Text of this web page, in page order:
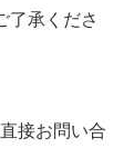
了承くださ
接お問い合